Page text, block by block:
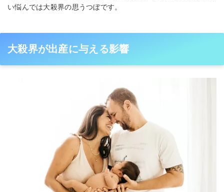
い悩んでは大殺界の思うつぼです。
大殺界が出産に与える影響